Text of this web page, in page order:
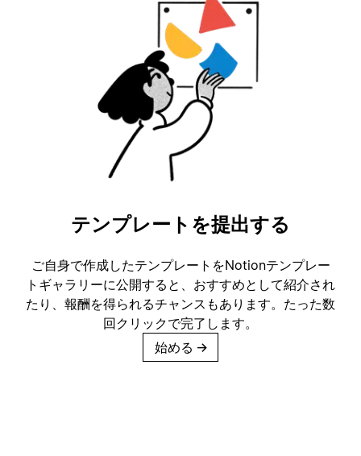
テンプレートを提出する
ご自身で作成したテンプレートをNotionテンプレー
トギャラリーに公開すると、おすすめとして紹介され
たり、報酬を得られるチャンスもあります。たった数
回クリックで完了します。
始める →